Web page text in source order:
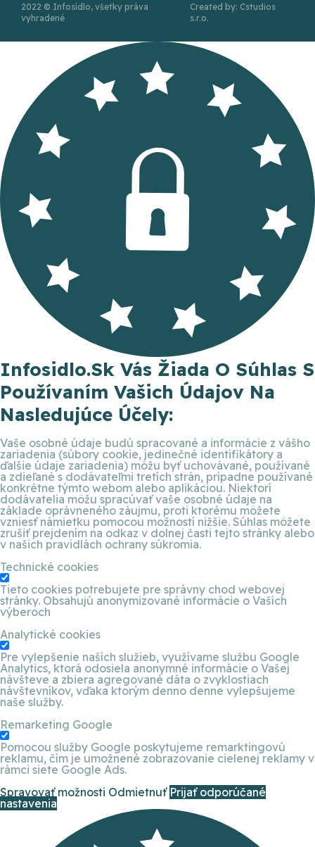
2022 © Infosídlo, všetky práva
vyhradené
Created by: Cstudios
s.r.o.
Infosidlo.sk Vás Žiada O Súhlas S
Používaním Vašich Údajov Na
Nasledujúce Účely:
Vaše osobné údaje budú spracované a informácie z vášho
zariadenia (súbory cookie, jedinečné identifikátory a
ďalšie údaje zariadenia) môžu byť uchovávané, používané
a zdieľané s dodávateľmi tretích strán, prípadne používané
konkrétne týmto webom alebo aplikáciou. Niektorí
dodávatelia môžu spracúvať vaše osobné údaje na
základe oprávneného záujmu, proti ktorému môžete
vzniesť námietku pomocou možností nižšie. Súhlas môžete
zrušiť prejdením na odkaz v dolnej časti tejto stránky alebo
v našich pravidlách ochrany súkromia.
Technické cookies
Tieto cookies potrebujete pre správny chod webovej
stránky. Obsahujú anonymizované informácie o Vaších
výberoch
Analytické cookies
Pre vylepšenie naších služieb, využívame službu Google
Analytics, ktorá odosiela anonymné informácie o Vašej
návšteve a zbiera agregované dáta o zvyklostiach
návštevníkov, vďaka ktorým denno denne vylepšujeme
naše služby.
Remarketing Google
Pomocou služby Google poskytujeme remarktingovú
reklamu, čím je umožnené zobrazovanie cielenej reklamy v
rámci siete Google Ads.
Spravovať možnosti Odmietnuť Prijať odporúčané
nastavenia